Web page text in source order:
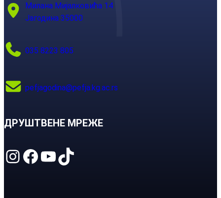
Милана Мијалковића 14
Јагодина 35000
035 8223 805
pefjagodina@pefja.kg.ac.rs
ДРУШТВЕНЕ МРЕЖЕ
Instagram Facebook YouTube TikTok